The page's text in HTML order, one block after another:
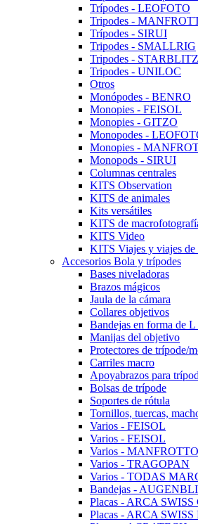
Trípodes - LEOFOTO
Tripodes -
Trípodes - SIRUI
Tripodes - SMALLRIG
Tripodes - STARBLITZ
Tripodes - UNILOC
Otros
Monópodes - BENRO
Monopies - FEISOL
Monopies - GITZO
Monopodes -
Monopies -
Monopods - SIRUI
Columnas centrales
KITS Observation
KITS de animales
Kits versátiles
KITS de
KITS Video
KITS Viajes y viajes de
Accesorios Bola y trípodes
Bases niveladoras
Brazos mágicos
Jaula de la cámara
Collares objetivos
Bandejas en forma de
Manijas del objetivo
Protectores de trípode/
Carriles macro
Apoyabrazos para
Bolsas de trípode
Soportes de rótula
Tornillos, tuercas,
Varios - FEISOL
Varios - FEISOL
Varios - MANFROTTO
Varios - TRAGOPAN
Varios - TODAS
Bandejas -
Placas - ARCA SWISS
Placas - ARCA